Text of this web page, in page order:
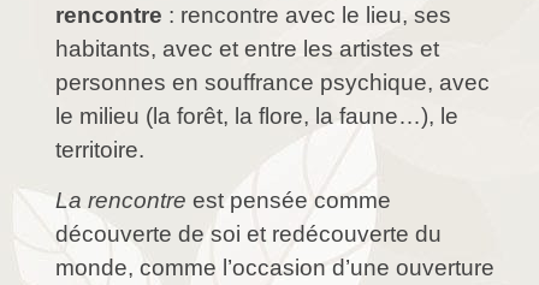
rencontre : rencontre avec le lieu, ses
habitants, avec et entre les artistes et
personnes en souffrance psychique, avec
le milieu (la forêt, la flore, la faune…), le
territoire.
La rencontre est pensée comme
découverte de soi et redécouverte du
monde, comme l ’occasion d’une ouverture